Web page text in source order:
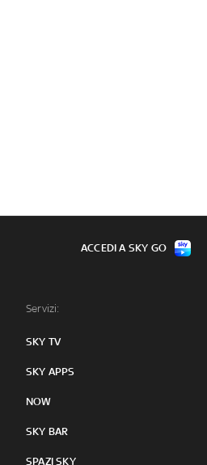
Servizi:
SKY TV
SKY APPS
NOW
SKY BAR
SPAZI SKY
ACCEDI A SKY GO